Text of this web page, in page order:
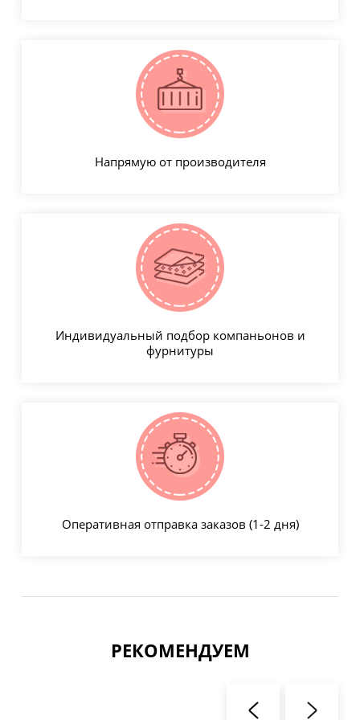
Напрямую от производителя
Индивидуальный подбор компаньонов и
фурнитуры
Оперативная отправка заказов (1-2 дня)
РЕКОМЕНДУЕМ